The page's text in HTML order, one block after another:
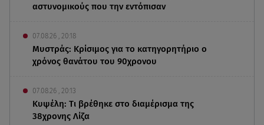
αστυνομικούς που την εντόπισαν
07.08.26 , 20:18
Μυστράς: Κρίσιμος για το κατηγορητήριο ο
χρόνος θανάτου του 90χρονου
07.08.26 , 20:13
Κυψέλη: Tι βρέθηκε στο διαμέρισμα της
38χρονης Λίζα